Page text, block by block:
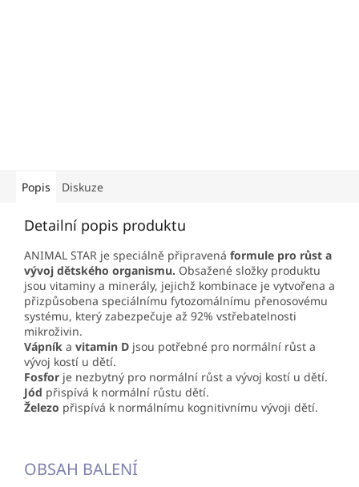
Popis Diskuze
Detailní popis produktu
ANIMAL STAR je speciálně připravená formule pro růst a
vývoj dětského organismu. Obsažené složky produktu
jsou vitaminy a minerály, jejichž kombinace je vytvořena a
přizpůsobena speciálnímu fytozomálnímu přenosovému
systému, který zabezpečuje až 92% vstřebatelnosti
mikroživin.
Vápník a vitamin D jsou potřebné pro normální růst a
vývoj kostí u dětí.
Fosfor je nezbytný pro normální růst a vývoj kostí u dětí.
Jód přispívá k normální růstu dětí.
Železo přispívá k normálnímu kognitivnímu vývoji dětí.
OBSAH BALENÍ